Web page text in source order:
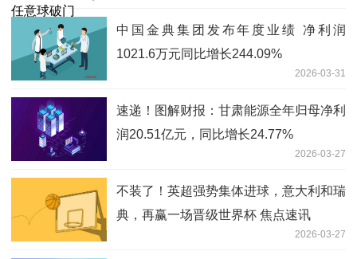
中国金典集团发布年度业绩 净利润
1021.6万元同比增长244.09%
2026-03-31
速递！图解财报：甘肃能源全年归母净利
润20.51亿元，同比增长24.77%
2026-03-27
不装了！英超强势集体进球，意大利和瑞
典，再赢一场晋级世界杯 焦点速讯
2026-03-27